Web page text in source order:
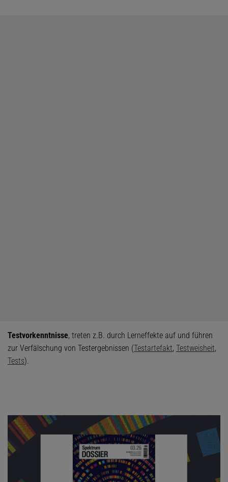
Testvorkenntnisse, treten z.B. durch Lerneffekte auf und führen
zur Verfälschung von Testergebnissen (Testartefakt, Testweisheit,
Tests).